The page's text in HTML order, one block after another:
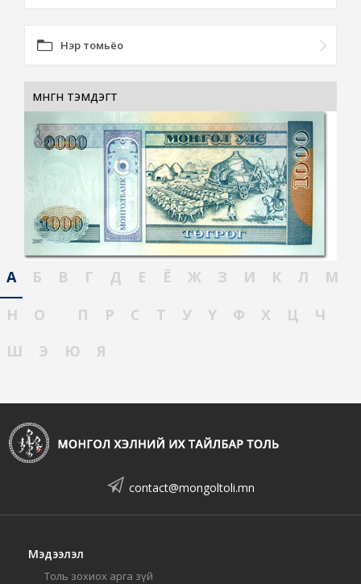
Нэр томьёо
мөнгөн тэмдэгт
А Б В Г Д Е Ё Ж З И К Л
М
Н
О П Р С Т У Ү Ф Х Ц
Ч
Ш
Э Ю Я
contact@mongoltoli.mn
Мэдээлэл
Толь зохиох арга зүй